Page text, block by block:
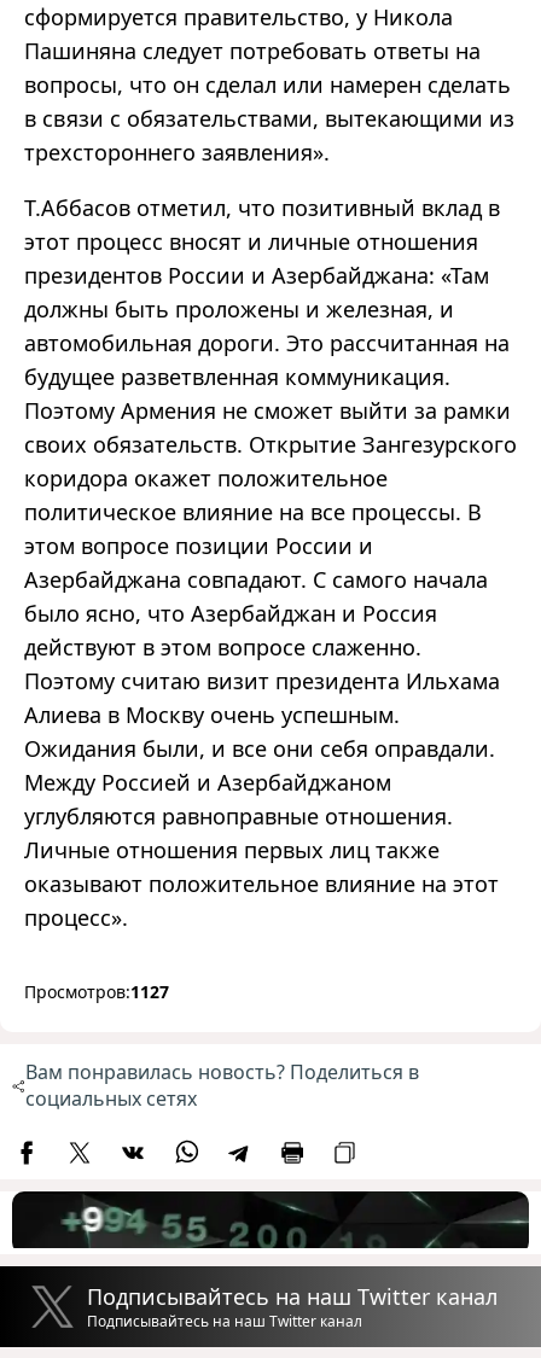
сформируется правительство, у Никола
Пашиняна следует потребовать ответы на
вопросы, что он сделал или намерен сделать
в связи с обязательствами, вытекающими из
трехстороннего заявления».
T.Аббасов отметил, что позитивный вклад в
этот процесс вносят и личные отношения
президентов России и Азербайджана: «Там
должны быть проложены и железная, и
автомобильная дороги. Это рассчитанная на
будущее разветвленная коммуникация.
Поэтому Армения не сможет выйти за рамки
своих обязательств. Открытие Зангезурского
коридора окажет положительное
политическое влияние на все процессы. В
этом вопросе позиции России и
Азербайджана совпадают. С самого начала
было ясно, что Азербайджан и Россия
действуют в этом вопросе слаженно.
Поэтому считаю визит президента Ильхама
Алиева в Москву очень успешным.
Ожидания были, и все они себя оправдали.
Между Россией и Азербайджаном
углубляются равноправные отношения.
Личные отношения первых лиц также
оказывают положительное влияние на этот
процесс».
Просмотров:1127
Вам понравилась новость? Поделиться в
социальных сетях
Подписывайтесь на наш Twitter канал
Подписывайтесь на наш Twitter канал